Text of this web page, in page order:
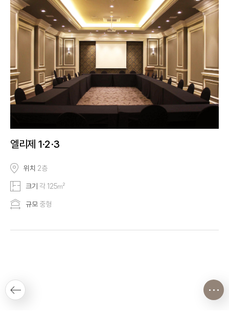
엘리제 1·2·3
위치 2층
크기 각 125㎡
규모중형